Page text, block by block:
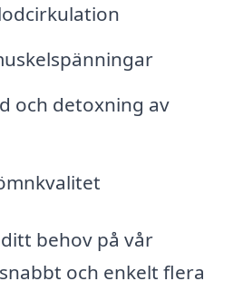
och detoxning av
behov på vår
och enkelt flera